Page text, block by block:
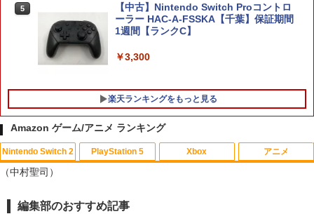
￥9,073
5
【特典】ドラゴンクエストモンスターズ
4 枯れ木の国のビアンカ・フローラ P
トダッシュセット)
5
【中古】Nintendo Switch Proコントロ
ーラー HAC-A-FSSKA【千葉】保証期間
1週間【ランクC】
￥3,300
楽天ランキングをもっと見る
1
マクロスプラス MOVIE EDITION【Blu-r
￥4,070
Amazon ゲーム/アニメ ランキング
Nintendo Switch 2
1
スプラトゥーン レイダース|オンライン
PlayStation 5
1
PlayStation 5 デジタル・エディション
Xbox
1
【純正品】Xbox ワイヤレス コントロー
アニメ
1
劇場版「鬼滅の刃」無限城編 第一章 猗
（中村聖司）
編集部のおすすめ記事